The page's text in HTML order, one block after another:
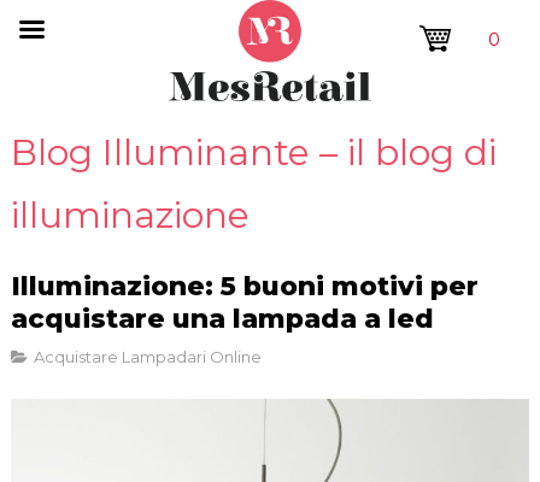
0
Blog Illuminante – il blog di
illuminazione
Illuminazione: 5 buoni motivi per
acquistare una lampada a led
Acquistare Lampadari Online